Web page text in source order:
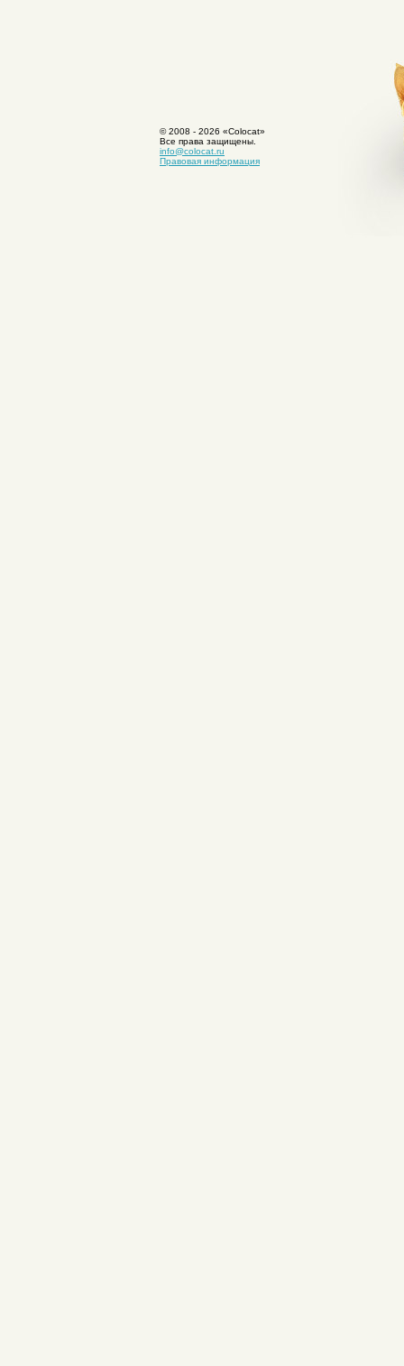
© 2008 - 2026 «Colocat»
Все права защищены.
info@colocat.ru
Правовая информация